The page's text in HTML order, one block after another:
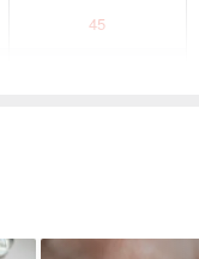
45